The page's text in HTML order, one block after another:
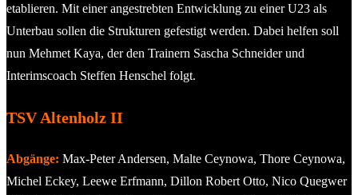
etablieren. Mit einer angestrebten Entwicklung zu einer U23 als
Unterbau sollen die Strukturen gefestigt werden. Dabei helfen soll
nun Mehmet Kaya, der den Trainern Sascha Schneider und
Interimscoach Steffen Henschel folgt.
TSV Altenholz II
Abgänge: Max-Peter Andersen, Malte Ceynowa, Thore Ceynowa,
Michel Eckey, Leewe Erfmann, Dillon Robert Otto, Nico Quegwer